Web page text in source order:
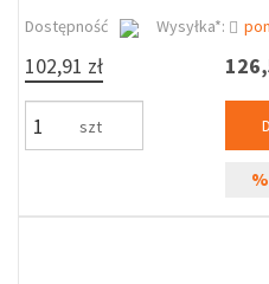
Dostępność
Wysyłka*:
102,91 zł
szt
%